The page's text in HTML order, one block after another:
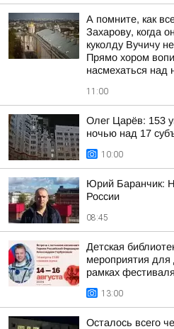
А помните, как
Захарову, когда
куколду Вучичу
Прямо хором
насмехаться
11:00
Олег Царёв: 153
ночью над 17
10:00
Юрий Баранчик:
России
08:45
Детская
мероприятия для
рамках
13:00
Осталось всего